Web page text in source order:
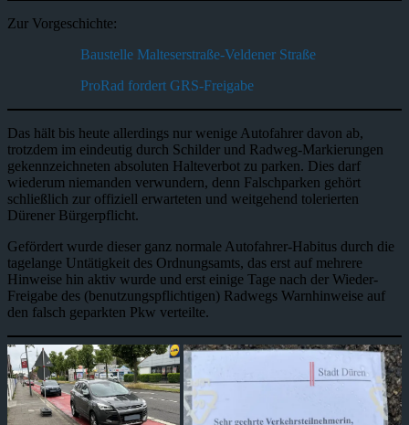
Zur Vorgeschichte:
Baustelle Malteserstraße-Veldener Straße
ProRad fordert GRS-Freigabe
Das hält bis heute allerdings nur wenige Autofahrer davon ab,
trotzdem im eindeutig durch Schilder und Radweg-Markierungen
gekennzeichneten absoluten Halteverbot zu parken. Dies darf
wiederum niemanden verwundern, denn Falschparken gehört
schließlich zur offiziell erwarteten und weitgehend tolerierten
Dürener Bürgerpflicht.
Gefördert wurde dieser ganz normale Autofahrer-Habitus durch die
tagelange Untätigkeit des Ordnungsamts, das erst auf mehrere
Hinweise hin aktiv wurde und erst einige Tage nach der Wieder-
Freigabe des (benutzungspflichtigen) Radwegs Warnhinweise auf
den falsch geparkten Pkw verteilte.